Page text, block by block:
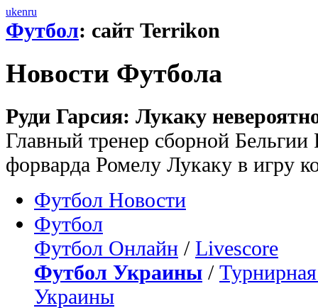
ukenru
Футбол: сайт Terrikon
Новости Футбола
Руди Гарсия: Лукаку
Главный тренер сборной Бельгии
форварда Ромелу Лукаку в игру
Футбол Новости
Футбол
Футбол Онлайн / Livescore
Футбол Украины /
Украины